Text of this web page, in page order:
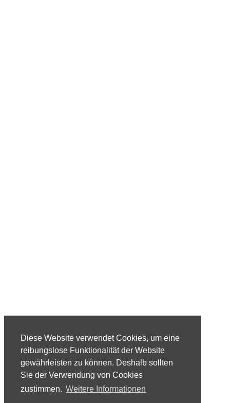
Diese Website verwendet Cookies, um eine
reibungslose Funktionalität der Website
gewährleisten zu können. Deshalb sollten
Sie der Verwendung von Cookies
zustimmen. Weitere Informationen